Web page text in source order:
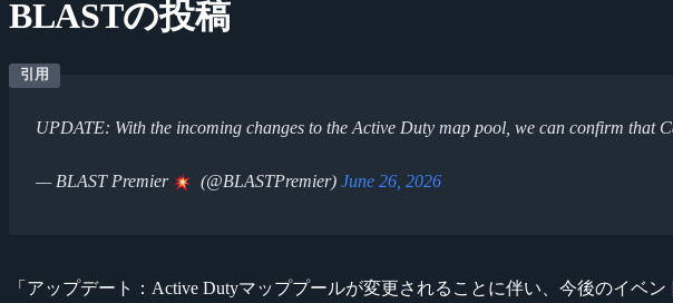
BLASTの投稿
UPDATE: With the incoming changes to the Active Duty map pool, we can confirm that
— BLAST Premier (@BLASTPremier) June 26, 2026
「アップデート：Active Dutyマッププールが変更されることに伴い、今後のイベン